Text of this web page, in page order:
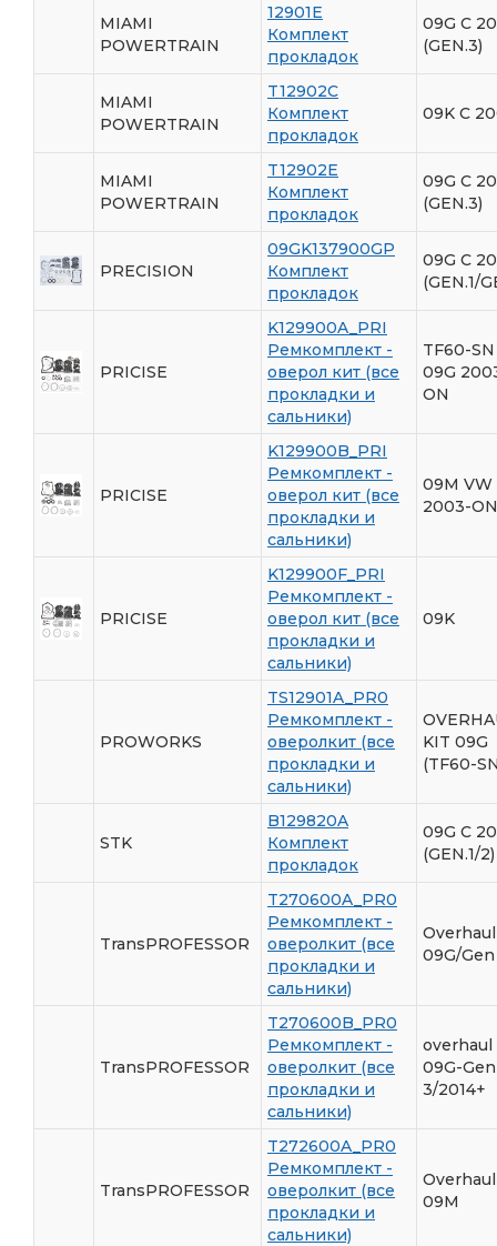
MIAMI
POWERTRAIN
12901E
Комплект
прокладок
09G C
(GEN.3)
MIAMI
POWERTRAIN
T12902C
Комплект
прокладок
09K C
MIAMI
POWERTRAIN
T12902E
Комплект
прокладок
09G C
(GEN.3)
PRECISION
09GK137900GP
Комплект
прокладок
09G С
(GEN.1/
PRICISE
K129900A_PRI
Ремкомплект -
оверол кит (все
прокладки и
сальники)
TF60-
09G
ON
PRICISE
K129900B_PRI
Ремкомплект -
оверол кит (все
прокладки и
сальники)
09M VW
2003-ON
PRICISE
K129900F_PRI
Ремкомплект -
оверол кит (все
прокладки и
сальники)
09K
PROWORKS
TS12901A_PR0
Ремкомплект -
оверолкит (все
прокладки и
сальники)
KIT 09G
(TF60-
STK
B129820A
Комплект
прокладок
09G С
(GEN.1/2)
TransPROFESSOR
T270600A_PR0
Ремкомплект -
оверолкит (все
прокладки и
сальники)
09G/Gen
TransPROFESSOR
T270600B_PR0
Ремкомплект -
оверолкит (все
прокладки и
сальники)
09G-Gen
3/2014+
TransPROFESSOR
T272600A_PR0
Ремкомплект -
оверолкит (все
прокладки и
сальники)
09M